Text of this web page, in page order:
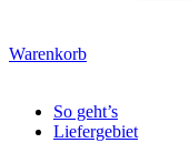
Warenkorb
So geht’s
Liefergebiet